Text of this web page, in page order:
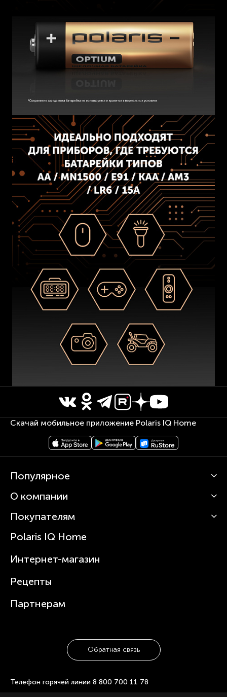
Скачай мобильное приложение Polaris IQ Home
Популярное
Кофемашины
Вертикальные пылесосы
Зубные щетки и ирригаторы
Увлажнители
Посуда
О компании
О Polaris
Статьи
Покупателям
Сервисные центры
Где купить
Polaris IQ Home
Интернет-магазин
Рецепты
Партнерам
Обратная связь
Телефон горячей линии 8 800 700 11 78